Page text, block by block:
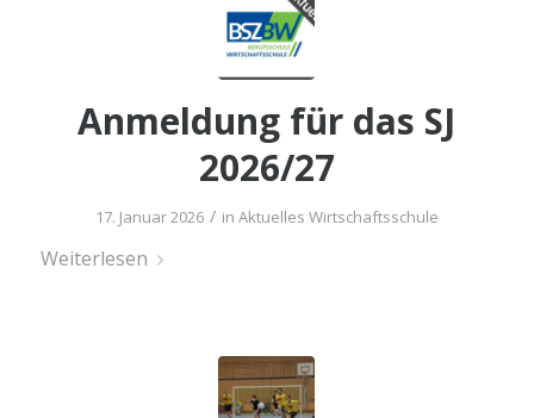
Anmel­dung für das SJ
2026/27
17. Januar 2026 / in Aktuelles Wirtschaftsschule
Wei­ter­le­sen